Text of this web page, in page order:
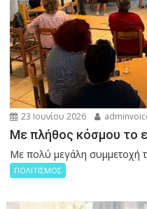
23 Ιουνίου 2026
Με πλήθος κόσμου το
Με πολύ μεγάλη συμμετοχή
ΠΟΛΙΤΙΣΜΟΣ